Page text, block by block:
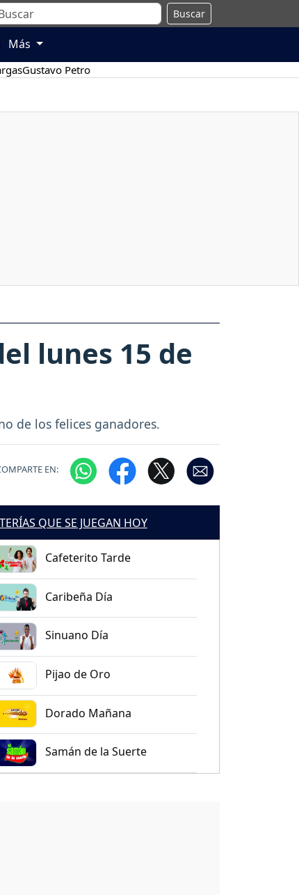
Buscar
Más
Gustavo Petro
lunes 15 de
de los felices ganadores.
EN:
QUE SE JUEGAN HOY
Cafeterito Tarde
Caribeña Día
Sinuano Día
Pijao de Oro
Dorado Mañana
Samán de la Suerte